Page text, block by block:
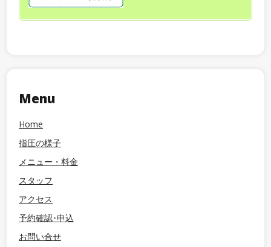
Menu
Home
指圧の様子
メニュー・料金
スタッフ
アクセス
予約確認･申込
お問い合せ